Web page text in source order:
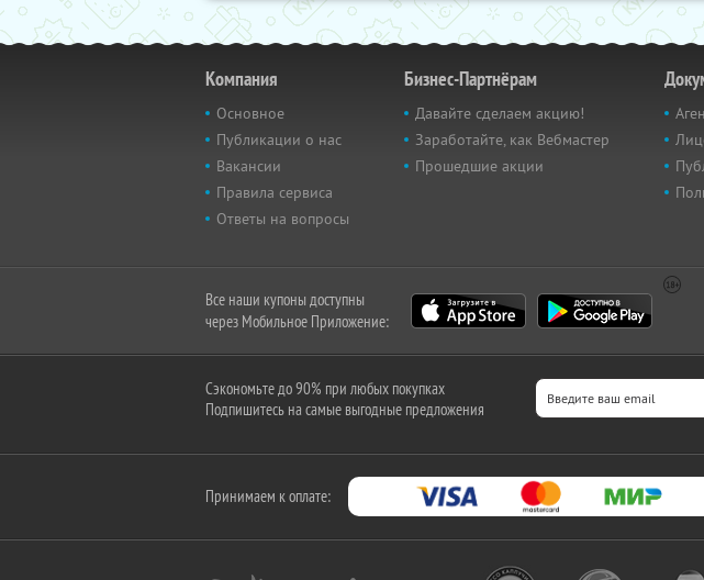
Компания
Основное
Публикации о нас
Вакансии
Правила сервиса
Ответы на вопросы
Бизнес-Партнёрам
Давайте сделаем акцию!
Заработайте, как Вебмастер
Прошедшие акции
Все наши купоны доступны
через Мобильное Приложение:
Сэкономьте до 90% при любых покупках
Подпишитесь на самые выгодные предложения
Принимаем к оплате: